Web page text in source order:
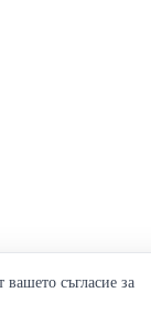
съгласие за